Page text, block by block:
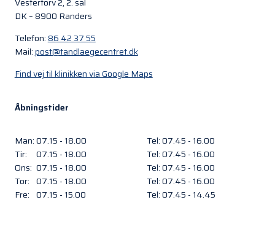
DK – 8900 Randers
Telefon:86 42 37 55
Mail:post@tandlaegecentret.dk
Find vej til klinikken via Google Maps
Åbningstider
Man:07.15 - 18.00
Tel: 07.45 - 16.00
Tir:
07.15 - 18.00
Tel: 07.45 - 16.00
Ons: 07.15 - 18.00
Tel: 07.45 - 16.00
Tor: 07.15 - 18.00
Tel: 07.45 - 16.00
Fre: 07.15 - 15.00 Tel: 07.45 - 14.45